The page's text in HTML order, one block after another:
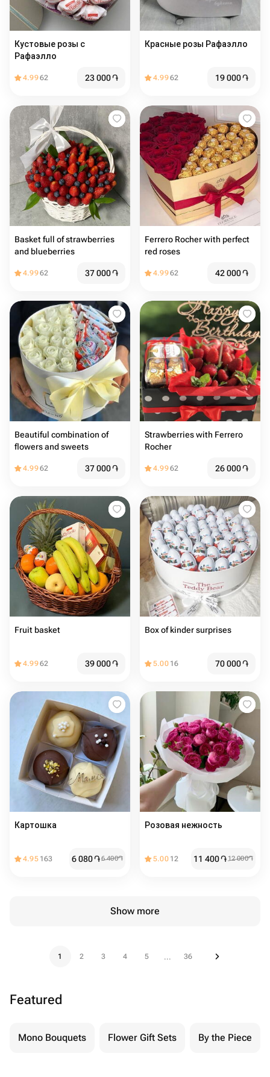
Кустовые розы с
Рафаэлло
4.9962 23 000֏
Красные розы Рафаэлло ￼
4.9962 19 000֏
Basket full of strawberries
and blueberries
4.9962 37 000֏
Ferrero Rocher with perfect
red roses
4.9962 42 000֏
Beautiful combination of
flowers and sweets ￼
4.9962 37 000֏
Strawberries with Ferrero
Rocher
4.9962 26 000֏
Fruit basket
4.9962 39 000֏
Box of kinder surprises
5.00 16 70 000֏
Картошка
4.95 163 6 080֏6 400֏
Розовая нежность
5.00 12 11 400֏12 000֏
Show more
1 2 3 4 5 ... 36
Featured
Mono Bouquets Flower Gift Sets By the Piece